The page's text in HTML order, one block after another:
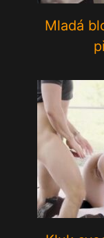
Mladá